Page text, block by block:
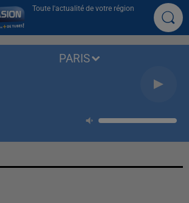
Toute l'actualité de votre région
PARIS